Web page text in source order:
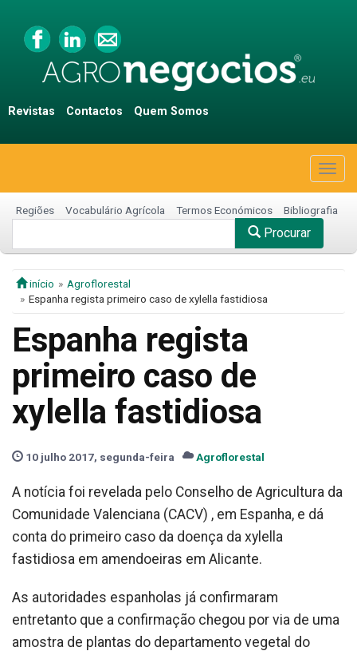
Revistas Contactos Quem Somos
Regiões Vocabulário Agrícola Termos Económicos Bibliografia
Procurar
início
Agroflorestal
Espanha regista primeiro caso de xylella fastidiosa
Espanha regista
primeiro caso de
xylella fastidiosa
10 julho 2017, segunda-feira Agroflorestal
A notícia foi revelada pelo Conselho de Agricultura da
Comunidade Valenciana (CACV) , em Espanha, e dá
conta do primeiro caso da doença da xylella
fastidiosa em amendoeiras em Alicante.
As autoridades espanholas já confirmaram
entretanto que a confirmação chegou por via de uma
amostra de plantas do departamento vegetal do